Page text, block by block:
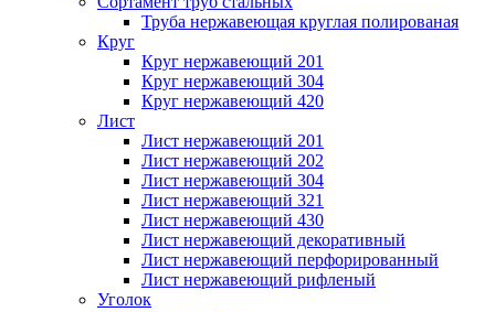
Труба нержавеющая круглая полированая
Круг
Круг нержавеющий 201
Круг нержавеющий 304
Круг нержавеющий 420
Лист
Лист нержавеющий 201
Лист нержавеющий 202
Лист нержавеющий 304
Лист нержавеющий 321
Лист нержавеющий 430
Лист нержавеющий декоративный
Лист нержавеющий перфорированный
Лист нержавеющий рифленый
Уголок